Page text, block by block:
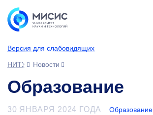
Версия для слабовидящих
НИТУ МИСИС
Новости
Образование
30 ЯНВАРЯ 2024 ГОДА Образование